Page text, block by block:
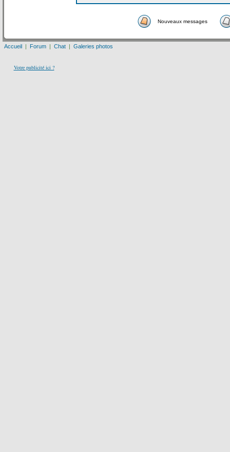
Nouveaux messages
Accueil | Forum | Chat | Galeries photos
Votre publicité ici ?